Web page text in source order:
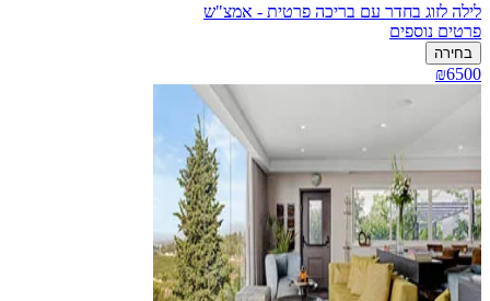
לילה לזוג בחדר עם בריכה פרטית - אמצ"ש
פרטים נוספים
בחירה
₪6500